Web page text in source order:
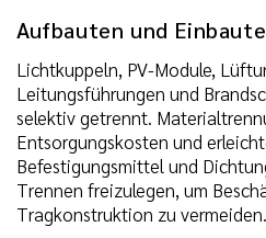
Aufbauten und
Lichtkuppeln, PV-Module,
Leitungsführungen und
selektiv getrennt.
Entsorgungskosten und
Befestigungsmittel und
Trennen freizulegen, um
Tragkonstruktion zu vermeiden.